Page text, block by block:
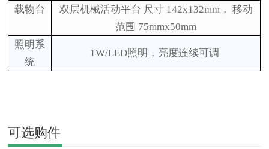
载物台
双层机械活动平台 尺寸 142x132mm， 移动
范围 75mmx50mm
照明系
统
1W/LED照明，亮度连续可调
可选购件